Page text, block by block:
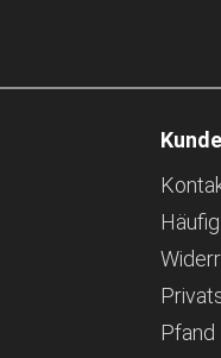
Pfand